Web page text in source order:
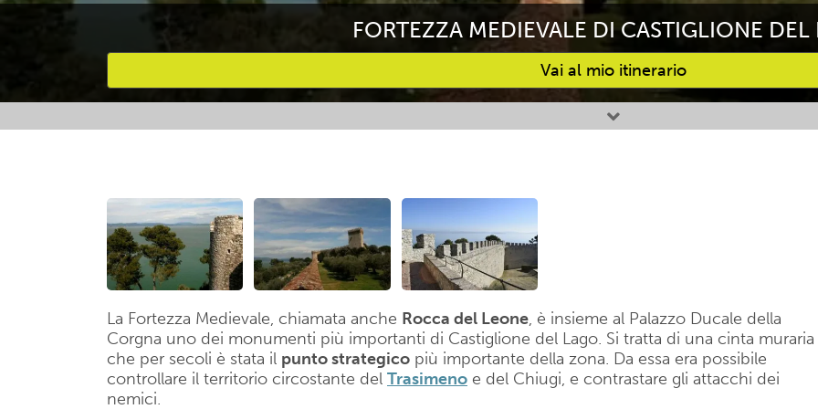
FORTEZZA MEDIEVALE DI CASTIGLIONE DEL
Vai al mio itinerario
Attività preferite
La Fortezza Medievale, chiamata anche Rocca del Leone, è insieme al Palazzo Ducale della
Corgna uno dei monumenti più importanti di Castiglione del Lago. Si tratta di una cinta muraria
che per secoli è stata il punto strategico più importante della zona. Da essa era possibile
controllare il territorio circostante del Trasimeno e del Chiugi, e contrastare gli attacchi dei
nemici.